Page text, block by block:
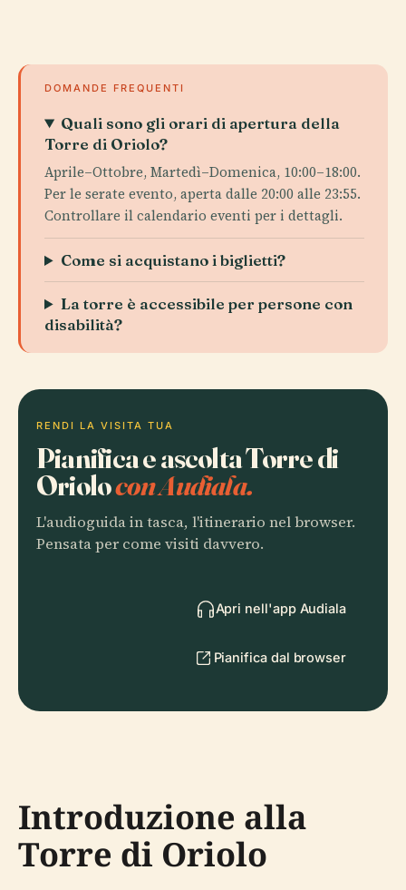
DOMANDE FREQUENTI
Quali sono gli orari di apertura della
Torre di Oriolo?
Aprile–Ottobre, Martedì–Domenica, 10:00–18:00.
Per le serate evento, aperta dalle 20:00 alle 23:55.
Controllare il calendario eventi per i dettagli.
Come si acquistano i biglietti?
La torre è accessibile per persone con
disabilità?
RENDI LA VISITA TUA
Pianifica e ascolta Torre di
Oriolocon Audiala.
L'audioguida in tasca, l'itinerario nel browser.
Pensata per come visiti davvero.
Apri nell'app Audiala
Pianifica dal browser
Introduzione alla
Torre di Oriolo